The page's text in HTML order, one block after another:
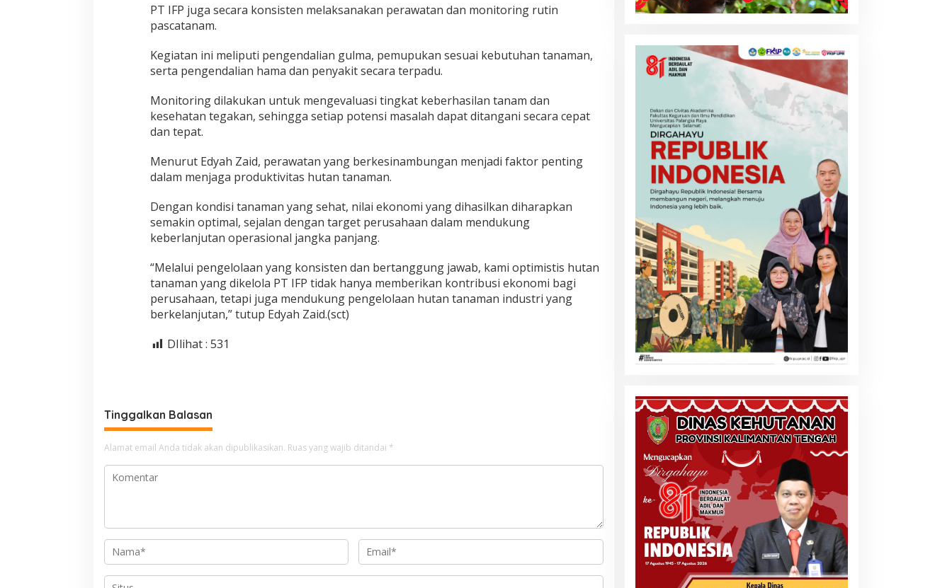
PT IFP juga secara konsisten melaksanakan perawatan dan monitoring rutin
pascatanam.
Kegiatan ini meliputi pengendalian gulma, pemupukan sesuai kebutuhan tanaman,
serta pengendalian hama dan penyakit secara terpadu.
Monitoring dilakukan untuk mengevaluasi tingkat keberhasilan tanam dan
kesehatan tegakan, sehingga setiap potensi masalah dapat ditangani secara cepat
dan tepat.
Menurut Edyah Zaid, perawatan yang berkesinambungan menjadi faktor penting
dalam menjaga produktivitas hutan tanaman.
Dengan kondisi tanaman yang sehat, nilai ekonomi yang dihasilkan diharapkan
semakin optimal, sejalan dengan target perusahaan dalam mendukung
keberlanjutan operasional jangka panjang.
“Melalui pengelolaan yang konsisten dan bertanggung jawab, kami optimistis hutan
tanaman yang dikelola PT IFP tidak hanya memberikan kontribusi ekonomi bagi
perusahaan, tetapi juga mendukung pengelolaan hutan tanaman industri yang
berkelanjutan,” tutup Edyah Zaid.(sct)
DIlihat : 531
Tinggalkan Balasan
Alamat email Anda tidak akan dipublikasikan. Ruas yang wajib ditandai *